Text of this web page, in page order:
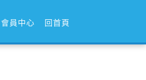
會員中心 回首頁